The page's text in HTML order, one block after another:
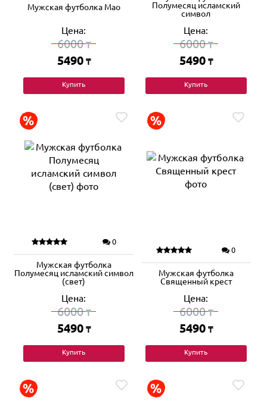
Мужская футболка Мао
Цена:
6000₸
5490 ₸
Купить
Полумесяц исламский
символ
Цена:
6000₸
5490 ₸
Купить
0
Мужская футболка
Полумесяц исламский символ
(свет)
Цена:
6000₸
5490 ₸
Купить
0
Мужская футболка
Священный крест
Цена:
6000₸
5490 ₸
Купить